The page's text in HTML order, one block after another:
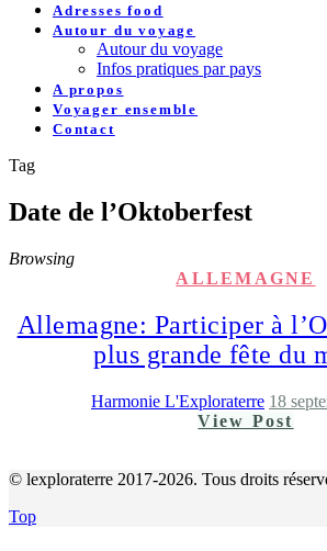
Adresses food
Autour du voyage
Autour du voyage
Infos pratiques par pays
A propos
Voyager ensemble
Contact
Tag
Date de l’Oktoberfest
Browsing
ALLEMAGNE
Allemagne: Participer à
plus grande fête du
Harmonie L'Exploraterre 18
View Post
© lexploraterre 2017-2026. Tous droits
Top